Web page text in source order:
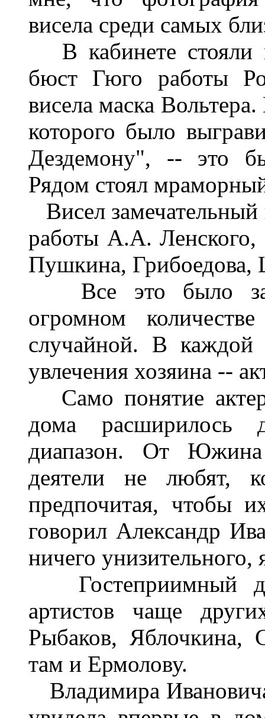
висела среди самых
В кабинете стояли
бюст Гюго работы
висела маска
которого было
Дездемону", -- это
Рядом стоял
Висел
работы А.А.
Пушкина, Грибоедова,
Все это было
огромном
случайной. В каждой
увлечения хозяина --
Само понятие
дома расширилось
диапазон. От Южина
деятели не любят,
предпочитая, чтобы
говорил Александр
ничего унизительного,
Гостеприимный
артистов чаще
Рыбаков, Яблочкина,
там и Ермолову.
Владимира